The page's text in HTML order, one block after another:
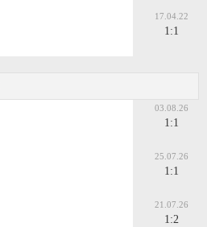
17.04.22
1:1
03.08.26
1:1
25.07.26
1:1
21.07.26
1:2